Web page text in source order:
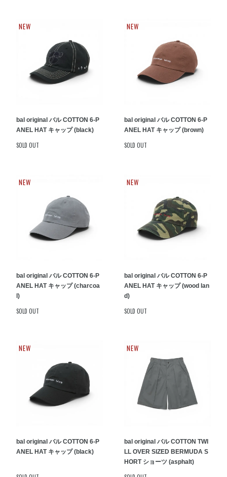
NEW
bal original バル COTTON 6-P
ANEL HAT キャップ (black)
SOLD OUT
NEW
bal original バル COTTON 6-P
ANEL HAT キャップ (brown)
SOLD OUT
NEW
bal original バル COTTON 6-P
ANEL HAT キャップ (charcoa
l)
SOLD OUT
NEW
bal original バル COTTON 6-P
ANEL HAT キャップ (wood lan
d)
SOLD OUT
NEW
bal original バル COTTON 6-P
ANEL HAT キャップ (black)
NEW
bal original バル COTTON TWI
LL OVER SIZED BERMUDA S
HORT ショーツ (asphalt)